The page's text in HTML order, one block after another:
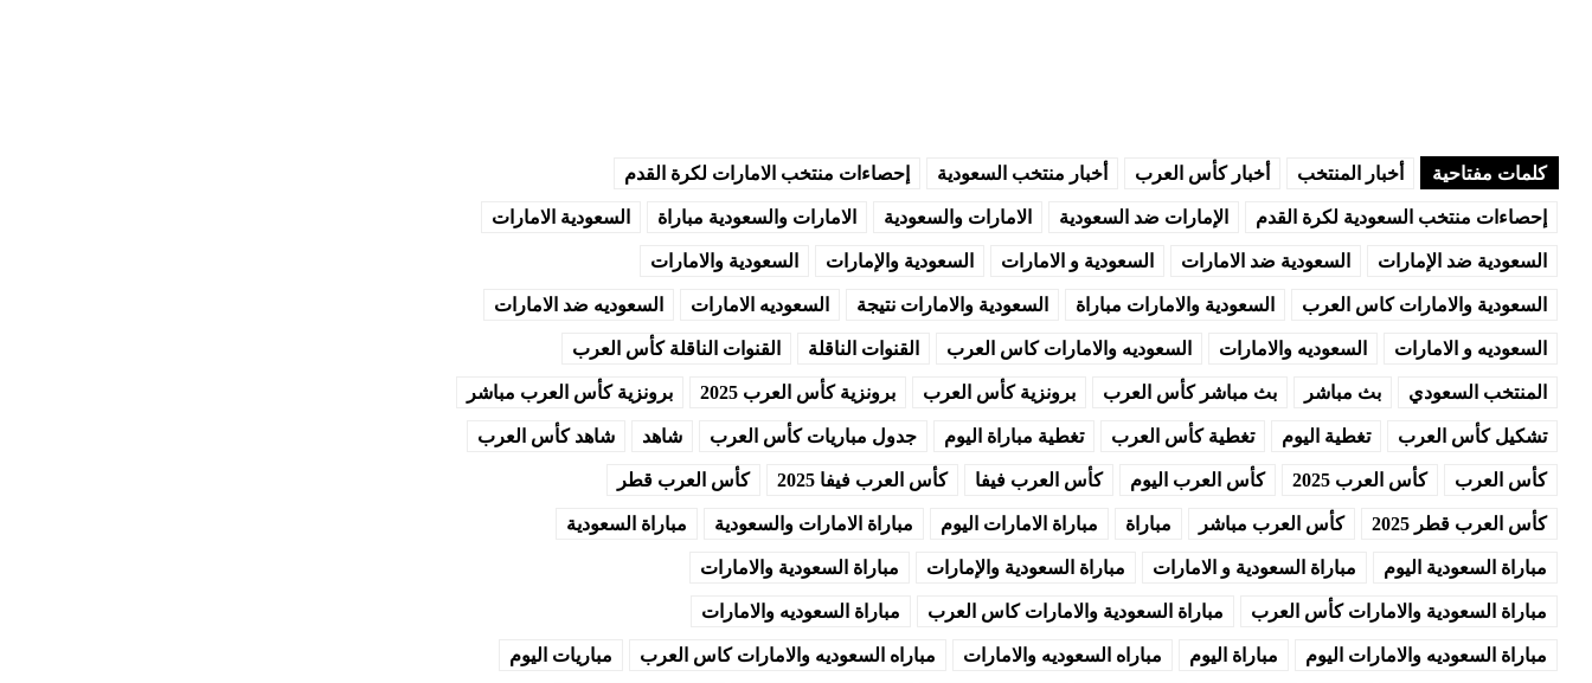
كلمات مفتاحية أخبار المنتخب أخبار كأس العرب أخبار منتخب السعودية إحصاءات منتخب الامارات لكرة القدم
إحصاءات منتخب السعودية لكرة القدم الإمارات ضد السعودية الامارات والسعودية الامارات والسعودية مباراة السعودية الامارات
السعودية ضد الإمارات السعودية ضد الامارات السعودية و الامارات السعودية والإمارات السعودية والامارات
السعودية والامارات كاس العرب السعودية والامارات مباراة السعودية والامارات نتيجة السعوديه الامارات السعوديه ضد الامارات
السعوديه و الامارات السعوديه والامارات السعوديه والامارات كاس العرب القنوات الناقلة القنوات الناقلة كأس العرب
المنتخب السعودي بث مباشر بث مباشر كأس العرب برونزية كأس العرب برونزية كأس العرب 2025 برونزية كأس العرب مباشر
تشكيل كأس العرب تغطية اليوم تغطية كأس العرب تغطية مباراة اليوم جدول مباريات كأس العرب شاهد شاهد كأس العرب
كأس العرب كأس العرب 2025 كأس العرب اليوم كأس العرب فيفا كأس العرب فيفا 2025 كأس العرب قطر
كأس العرب قطر 2025 كأس العرب مباشر مباراة مباراة الامارات اليوم مباراة الامارات والسعودية مباراة السعودية
مباراة السعودية اليوم مباراة السعودية و الامارات مباراة السعودية والإمارات مباراة السعودية والامارات
مباراة السعودية والامارات كأس العرب مباراة السعودية والامارات كاس العرب مباراة السعوديه والامارات
مباراة السعوديه والامارات اليوم مباراة اليوم مباراه السعوديه والامارات مباراه السعوديه والامارات كاس العرب مباريات اليوم